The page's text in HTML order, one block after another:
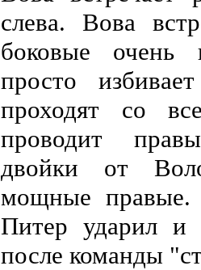
слева. Вова
боковые очень
просто
проходят со
проводит
двойки от
мощные правые.
Питер ударил и
после команды